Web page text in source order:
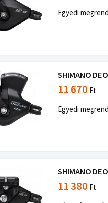
Egyedi
SHIMANO
11 670 Ft
Egyedi
SHIMANO
11 380 Ft